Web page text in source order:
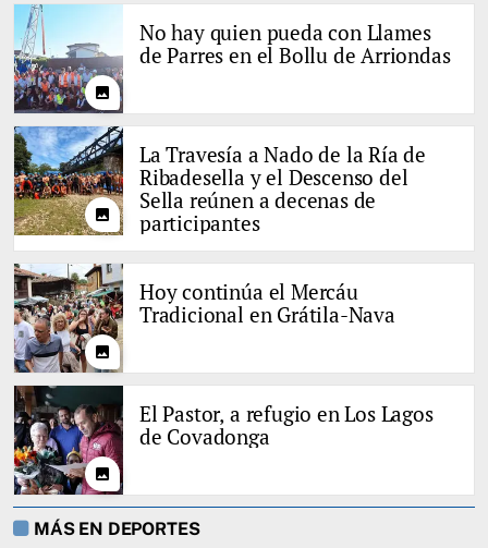
photo
No hay quien pueda con Llames
de Parres en el Bollu de Arriondas
photo
La Travesía a Nado de la Ría de
Ribadesella y el Descenso del
Sella reúnen a decenas de
participantes
photo
Hoy continúa el Mercáu
Tradicional en Grátila-Nava
photo
El Pastor, a refugio en Los Lagos
de Covadonga
MÁS EN DEPORTES